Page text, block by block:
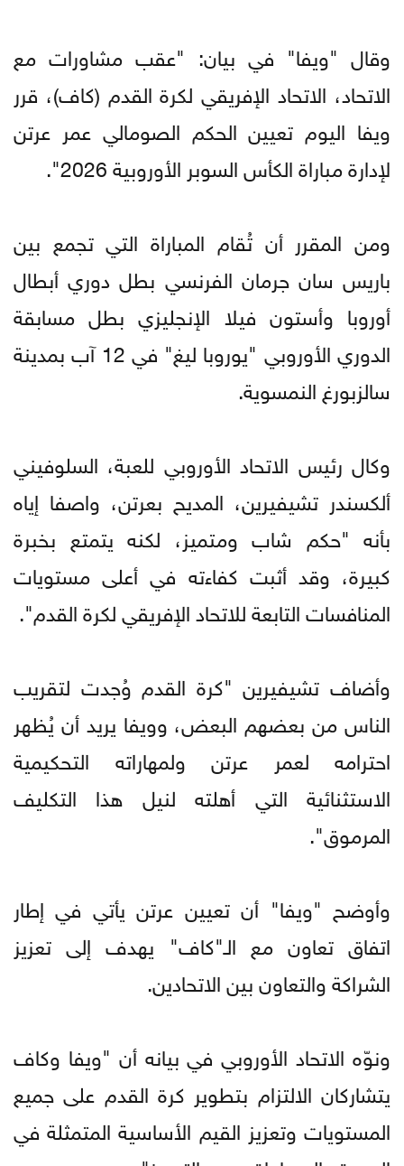
وقال "ويفا" في بيان: "عقب مشاورات مع
الاتحاد، الاتحاد الإفريقي لكرة القدم (كاف)، قرر
ويفا اليوم تعيين الحكم الصومالي عمر عرتن
لإدارة مباراة الكأس السوبر الأوروبية 2026".
ومن المقرر أن تُقام المباراة التي تجمع بين
باريس سان جرمان الفرنسي بطل دوري أبطال
أوروبا وأستون فيلا الإنجليزي بطل مسابقة
الدوري الأوروبي "يوروبا ليغ" في 12 آب بمدينة
سالزبورغ النمسوية.
وكال رئيس الاتحاد الأوروبي للعبة، السلوفيني
ألكسندر تشيفيرين، المديح بعرتن، واصفا إياه
بأنه "حكم شاب ومتميز، لكنه يتمتع بخبرة
كبيرة، وقد أثبت كفاءته في أعلى مستويات
المنافسات التابعة للاتحاد الإفريقي لكرة القدم".
وأضاف تشيفيرين "كرة القدم وُجدت لتقريب
الناس من بعضهم البعض، وويفا يريد أن يُظهر
احترامه لعمر عرتن ولمهاراته التحكيمية
الاستثنائية التي أهلته لنيل هذا التكليف
المرموق".
وأوضح "ويفا" أن تعيين عرتن يأتي في إطار
اتفاق تعاون مع الـ"كاف" يهدف إلى تعزيز
الشراكة والتعاون بين الاتحادين.
ونوّه الاتحاد الأوروبي في بيانه أن "ويفا وكاف
يتشاركان الالتزام بتطوير كرة القدم على جميع
المستويات وتعزيز القيم الأساسية المتمثلة في